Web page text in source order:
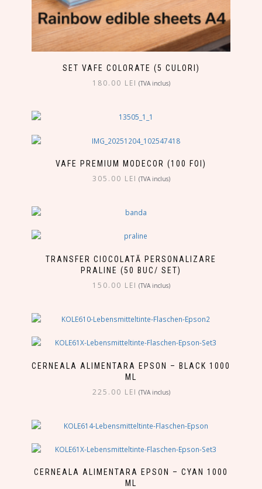
SET VAFE COLORATE (5 CULORI)
180.00 LEI (TVA inclus)
VAFE PREMIUM MODECOR (100 FOI)
305.00 LEI (TVA inclus)
TRANSFER CIOCOLATĂ PERSONALIZARE
PRALINE (50 BUC/ SET)
150.00 LEI (TVA inclus)
CERNEALA ALIMENTARA EPSON – BLACK 1000
ML
225.00 LEI (TVA inclus)
CERNEALA ALIMENTARA EPSON – CYAN 1000
ML